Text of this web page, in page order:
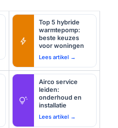
bolt
Top 5 hybride
warmtepomp:
beste keuzes
voor woningen
Lees artikel →
tips_and_updates
Airco service
leiden:
onderhoud en
installatie
Lees artikel →